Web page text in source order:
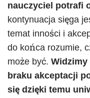
nauczyciel potrafi
kontynuacja sięga
temat inności i
do końca rozumie,
może być. Widzimy
braku akceptacji
się dzięki temu